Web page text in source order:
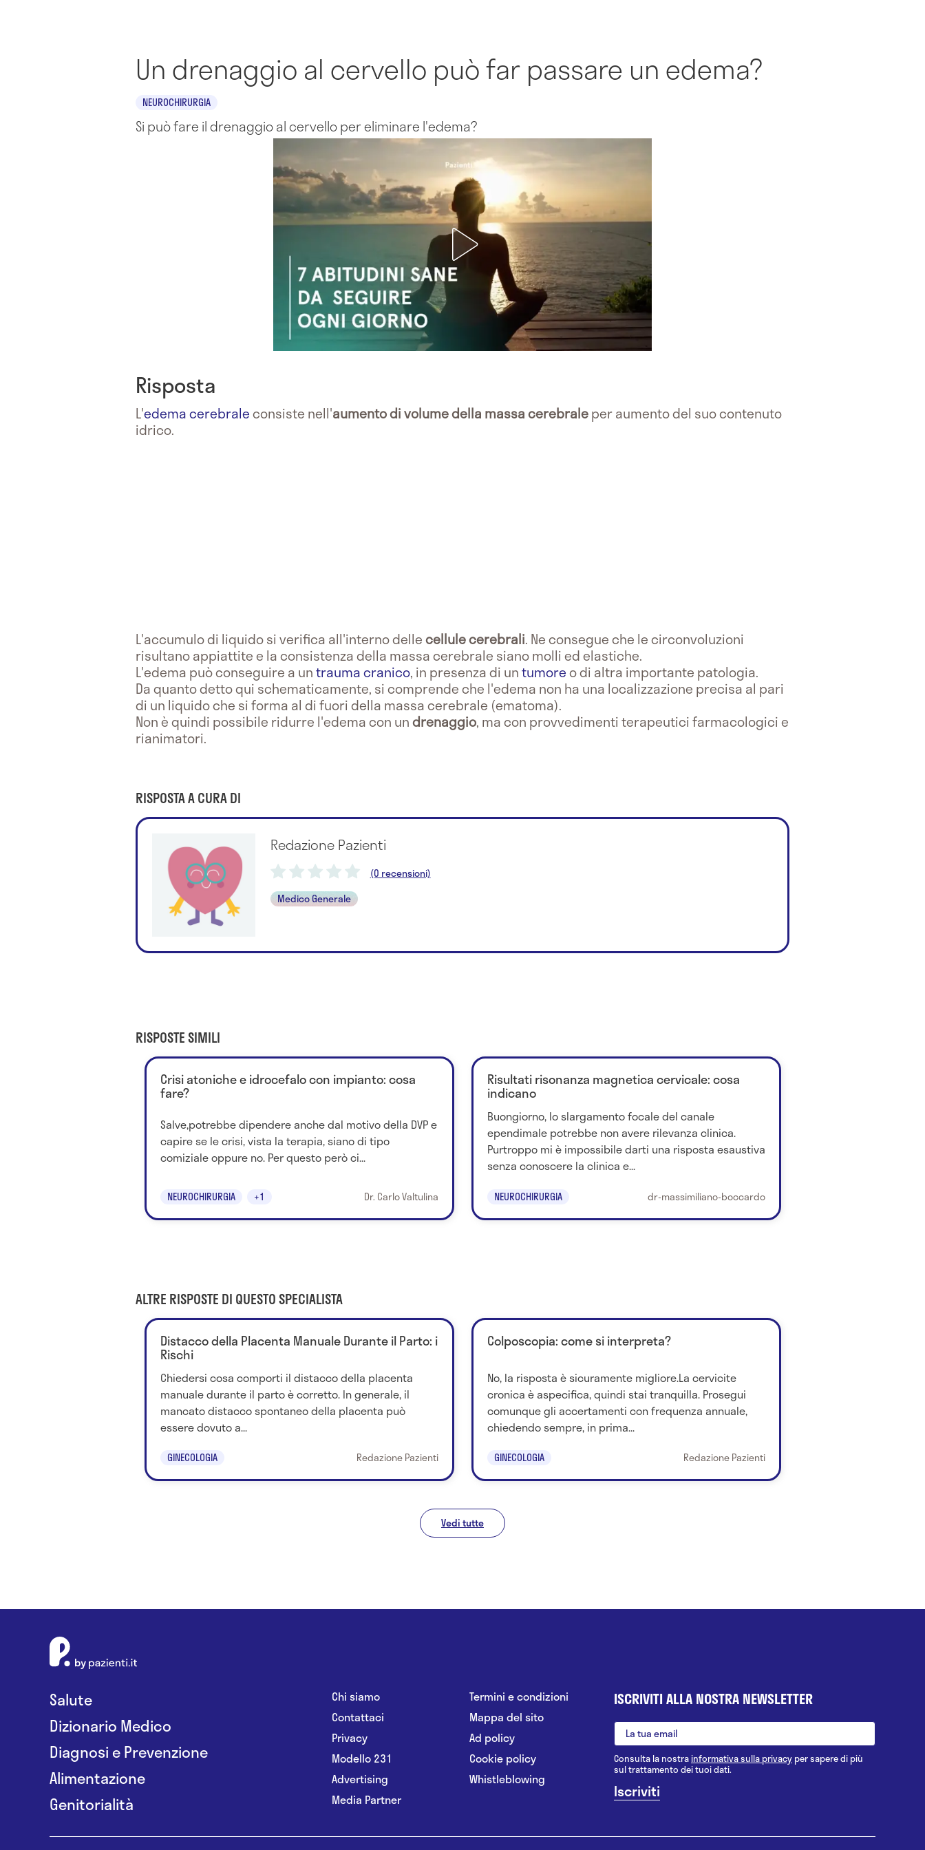
Un drenaggio al cervello può far passare un edema?
NEUROCHIRURGIA
Si può fare il drenaggio al cervello per eliminare l'edema?
Risposta
L'edema cerebraleconsiste nell'aumento di volume della massa cerebraleper aumento del suo contenuto
idrico.
L'accumulo di liquido si verifica all'interno dellecellule cerebrali. Ne consegue che le circonvoluzioni
risultano appiattite e la consistenza della massa cerebrale siano molli ed elastiche.
L'edema può conseguire a untrauma cranico, in presenza di untumoreo di altra importante patologia.
Da quanto detto qui schematicamente, si comprende che l'edema non ha una localizzazione precisa al pari
di un liquido che si forma al di fuori della massa cerebrale (ematoma).
Non è quindi possibile ridurre l'edema con undrenaggio, ma con provvedimenti terapeutici farmacologici e
rianimatori.
RISPOSTA A CURA DI
Redazione Pazienti
(0 recensioni)
Medico Generale
RISPOSTE SIMILI
Crisi atoniche e idrocefalo con impianto: cosa
fare?
Salve,potrebbe dipendere anche dal motivo della DVP e
capire se le crisi, vista la terapia, siano di tipo
comiziale oppure no. Per questo però ci...
NEUROCHIRURGIA +1 Dr. Carlo Valtulina
Risultati risonanza magnetica cervicale: cosa
indicano
Buongiorno, lo slargamento focale del canale
ependimale potrebbe non avere rilevanza clinica.
Purtroppo mi è impossibile darti una risposta esaustiva
senza conoscere la clinica e...
NEUROCHIRURGIA dr-massimiliano-boccardo
ALTRE RISPOSTE DI QUESTO SPECIALISTA
Distacco della Placenta Manuale Durante il Parto: i
Rischi
Chiedersi cosa comporti il distacco della placenta
manuale durante il parto è corretto. In generale, il
mancato distacco spontaneo della placenta può
essere dovuto a...
GINECOLOGIA Redazione Pazienti
Colposcopia: come si interpreta?
No, la risposta è sicuramente migliore.La cervicite
cronica è aspecifica, quindi stai tranquilla. Prosegui
comunque gli accertamenti con frequenza annuale,
chiedendo sempre, in prima...
GINECOLOGIA Redazione Pazienti
Vedi tutte
Salute
Dizionario Medico
Diagnosi e Prevenzione
Alimentazione
Genitorialità
Chi siamo
Contattaci
Privacy
Modello 231
Advertising
Media Partner
Termini e condizioni
Mappa del sito
Ad policy
Cookie policy
Whistleblowing
ISCRIVITI ALLA NOSTRA NEWSLETTER
Consulta la nostrainformativa sulla privacy per sapere di più
sul trattamento dei tuoi dati.